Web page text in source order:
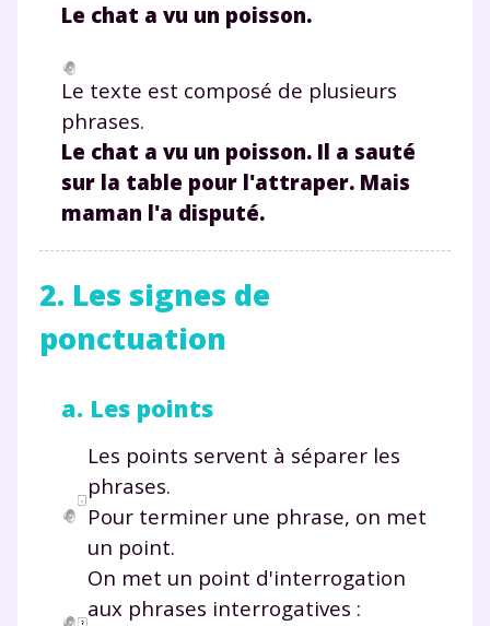
Le chat a vu un poisson.
Le texte est composé de plusieurs
phrases.
Le chat a vu un poisson. Il a sauté
sur la table pour l'attraper. Mais
maman l'a disputé.
2. Les signes de
ponctuation
a. Les points
Les points servent à séparer les
phrases.
Pour terminer une phrase, on met
un point.
On met un point d'interrogation
aux phrases interrogatives :